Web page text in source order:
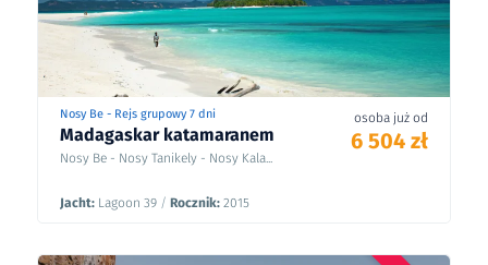
Nosy Be - Rejs grupowy 7 dni
Madagaskar katamaranem
Nosy Be - Nosy Tanikely - Nosy Kala...
Jacht: Lagoon 39 / Rocznik: 2015
osoba już od
6 504 zł